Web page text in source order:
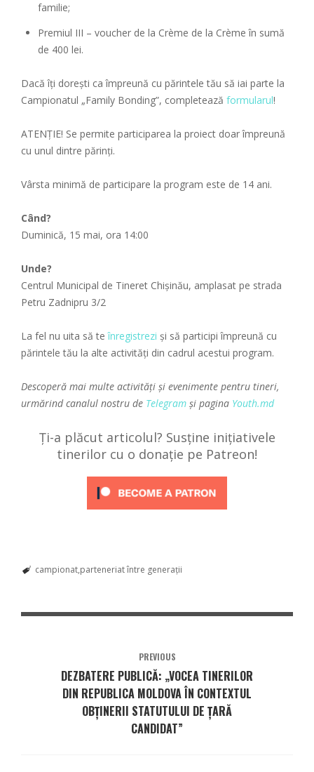
familie;
Premiul III – voucher de la Crème de la Crème în sumă
de 400 lei.
Dacă îţi doreşti ca împreună cu părintele tău să iai parte la
Campionatul „Family Bonding”, completează formularul!
ATENŢIE! Se permite participarea la proiect doar împreună
cu unul dintre părinți.
Vârsta minimă de participare la program este de 14 ani.
Când?
Duminică, 15 mai, ora 14:00
Unde?
Centrul Municipal de Tineret Chișinău, amplasat pe strada
Petru Zadnipru 3/2
La fel nu uita să teînregistrezi și să participi împreună cu
părintele tău la alte activități din cadrul acestui program.
Descoperă mai multe activități și evenimente pentru tineri,
urmărind canalul nostru de Telegram și pagina Youth.md
Ți-a plăcut articolul? Susține inițiativele
tinerilor cu o donație pe Patreon!
campionat parteneriat între generații
PREVIOUS
DEZBATERE PUBLICĂ: „VOCEA TINERILOR
DIN REPUBLICA MOLDOVA ÎN CONTEXTUL
OBȚINERII STATUTULUI DE ȚARĂ
CANDIDAT”